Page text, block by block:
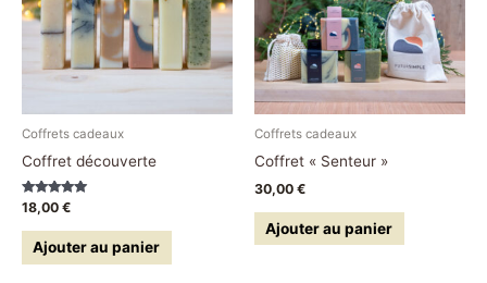
Coffrets cadeaux
Coffret découverte
Note
5.00
sur 5
18,00 €
Ajouter au panier
Coffrets cadeaux
Coffret « Senteur »
30,00 €
Ajouter au panier